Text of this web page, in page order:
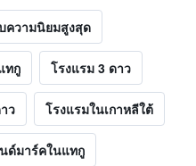
ความนิยมสูงสุด
ทกู โรงแรม 3 ดาว
ว โรงแรมในเกาหลีใต้
ด์มาร์คในแทกู